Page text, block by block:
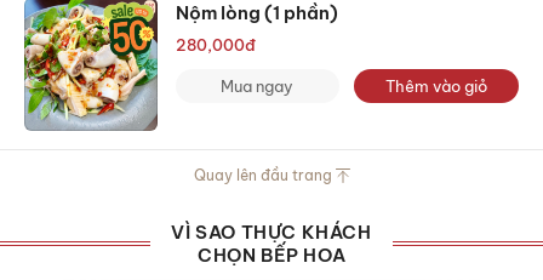
Nộm lòng (1 phần)
280,000đ
Mua ngay Thêm vào giỏ
Quay lên đầu trang
VÌ SAO THỰC KHÁCH
CHỌN BẾP HOA